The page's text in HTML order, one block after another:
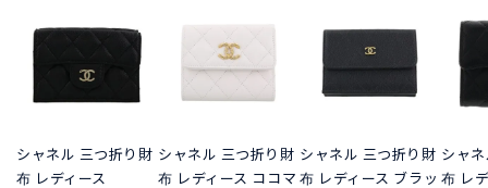
シャネル 三つ折り財
布 レディース
シャネル 三つ折り財
布 レディース ココマ
シャネル 三つ折り財
布 レディース ブラッ
シャ
布 レ